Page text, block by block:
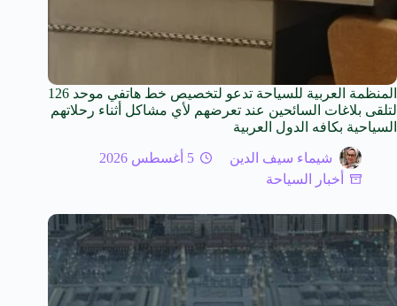
المنظمة العربية للسياحة تدعو لتخصيص خط هاتفي موحد 126
لتلقى بلاغات السائحين عند تعرضهم لأي مشاكل أثناء رحلاتهم
السياحية بكافه الدول العربية
شيماء سيف الدين
5 أغسطس 2026
أخبار السياحة